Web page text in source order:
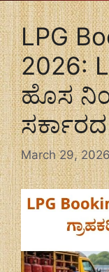
LPG
2026:
ಹೊಸ
ಸರ್ಕಾರದ
March 29, 2026